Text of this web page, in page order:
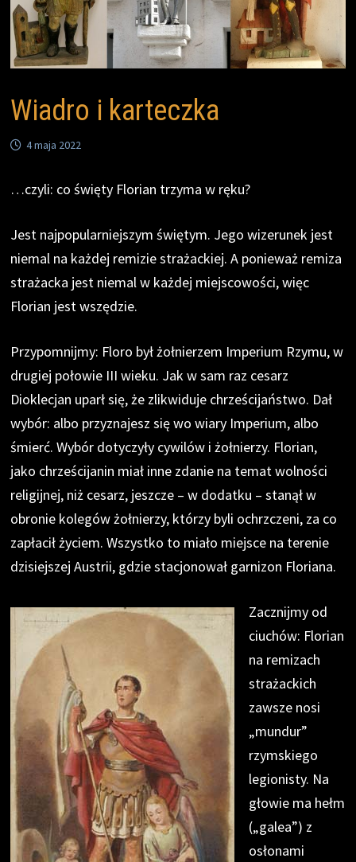
Wiadro i karteczka
4 maja 2022
…czyli: co święty Florian trzyma w ręku?
Jest najpopularniejszym świętym. Jego wizerunek jest
niemal na każdej remizie strażackiej. A ponieważ remiza
strażacka jest niemal w każdej miejscowości, więc
Florian jest wszędzie.
Przypomnijmy: Floro był żołnierzem Imperium Rzymu, w
drugiej połowie III wieku. Jak w sam raz cesarz
Dioklecjan uparł się, że zlikwiduje chrześcijaństwo. Dał
wybór: albo przyznajesz się wo wiary Imperium, albo
śmierć. Wybór dotyczyły cywilów i żołnierzy. Florian,
jako chrześcijanin miał inne zdanie na temat wolności
religijnej, niż cesarz, jeszcze – w dodatku – stanął w
obronie kolegów żołnierzy, którzy byli ochrzczeni, za co
zapłacił życiem. Wszystko to miało miejsce na terenie
dzisiejszej Austrii, gdzie stacjonował garnizon Floriana.
Zacznijmy od
ciuchów: Florian
na remizach
strażackich
zawsze nosi
„mundur”
rzymskiego
legionisty. Na
głowie ma hełm
(„galea”) z
osłonami